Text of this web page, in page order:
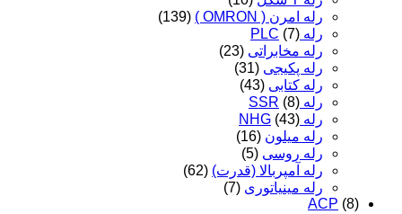
رله امرن ( OMRON )
(139)
رله PLC (7)
رله مخابراتی (23)
رله پکیجی (31)
رله کتابی (43)
رله SSR (8)
رله NHG (43)
رله میلون (16)
رله روسی (5)
رله آمپربالا (قدرت) (62)
رله مینیاتوری (7)
ACP (8)